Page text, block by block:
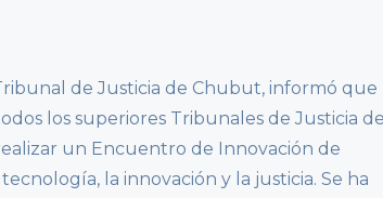
de Justicia de Chubut, informó que
los superiores Tribunales de Justicia
un Encuentro de Innovación de
la innovación y la justicia. Se ha